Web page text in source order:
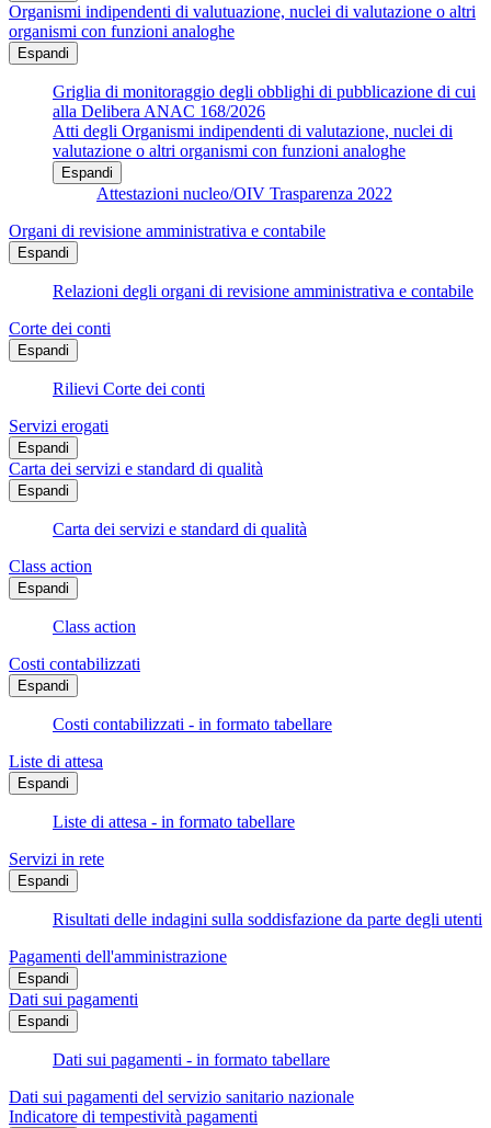
Organismi indipendenti di valutuazione, nuclei di valutazione o altri
organismi con funzioni analoghe
Espandi
Griglia di monitoraggio degli obblighi di pubblicazione di cui
alla Delibera ANAC 168/2026
Atti degli Organismi indipendenti di valutazione, nuclei di
valutazione o altri organismi con funzioni analoghe
Espandi
Attestazioni nucleo/OIV Trasparenza 2022
Organi di revisione amministrativa e contabile
Espandi
Relazioni degli organi di revisione amministrativa e contabile
Corte dei conti
Espandi
Rilievi Corte dei conti
Servizi erogati
Espandi
Carta dei servizi e standard di qualità
Espandi
Carta dei servizi e standard di qualità
Class action
Espandi
Class action
Costi contabilizzati
Espandi
Costi contabilizzati - in formato tabellare
Liste di attesa
Espandi
Liste di attesa - in formato tabellare
Servizi in rete
Espandi
Risultati delle indagini sulla soddisfazione da parte degli utenti
Pagamenti dell'amministrazione
Espandi
Dati sui pagamenti
Espandi
Dati sui pagamenti - in formato tabellare
Dati sui pagamenti del servizio sanitario nazionale
Indicatore di tempestività pagamenti